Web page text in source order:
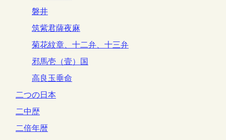
磐井
筑紫君薩夜麻
菊花紋章、十二弁、十三弁
邪馬壱（壹）国
高良玉垂命
二つの日本
二中歴
二倍年暦